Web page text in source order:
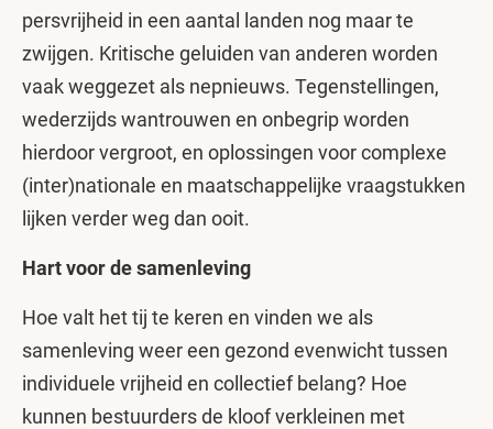
persvrijheid in een aantal landen nog maar te
zwijgen. Kritische geluiden van anderen worden
vaak weggezet als nepnieuws. Tegenstellingen,
wederzijds wantrouwen en onbegrip worden
hierdoor vergroot, en oplossingen voor complexe
(inter)nationale en maatschappelijke vraagstukken
lijken verder weg dan ooit.
Hart voor de samenleving
Hoe valt het tij te keren en vinden we als
samenleving weer een gezond evenwicht tussen
individuele vrijheid en collectief belang? Hoe
kunnen bestuurders de kloof verkleinen met